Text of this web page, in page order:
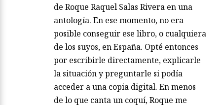
de Roque Raquel Salas Rivera en una
antología. En ese momento, no era
posible conseguir ese libro, o cualquiera
de los suyos, en España. Opté entonces
por escribirle directamente, explicarle
la situación y preguntarle si podía
acceder a una copia digital. En menos
de lo que canta un coquí, Roque me